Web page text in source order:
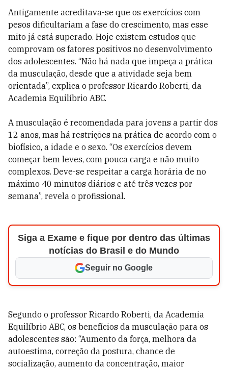
Antigamente acreditava-se que os exercícios com
pesos dificultariam a fase do crescimento, mas esse
mito já está superado. Hoje existem estudos que
comprovam os fatores positivos no desenvolvimento
dos adolescentes. “Não há nada que impeça a prática
da musculação, desde que a atividade seja bem
orientada”, explica o professor Ricardo Roberti, da
Academia Equilíbrio ABC.
A musculação é recomendada para jovens a partir dos
12 anos, mas há restrições na prática de acordo com o
biofísico, a idade e o sexo. “Os exercícios devem
começar bem leves, com pouca carga e não muito
complexos. Deve-se respeitar a carga horária de no
máximo 40 minutos diários e até três vezes por
semana”, revela o profissional.
Siga a Exame e fique por dentro das últimas
notícias do Brasil e do Mundo
Seguir no Google
Segundo o professor Ricardo Roberti, da Academia
Equilíbrio ABC, os benefícios da musculação para os
adolescentes são: “Aumento da força, melhora da
autoestima, correção da postura, chance de
socialização, aumento da concentração, maior